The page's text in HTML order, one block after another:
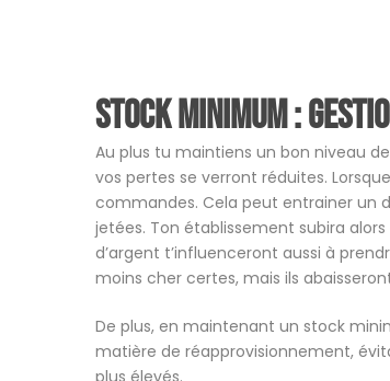
Stock minimum :
Au plus tu maintiens un bon niveau
vos pertes se verront réduites.
commandes. Cela peut entrainer un
jetées. Ton établissement subira
d’argent t’influenceront aussi à
moins cher certes, mais ils
De plus, en maintenant un stock
matière de réapprovisionnement,
plus élevés.